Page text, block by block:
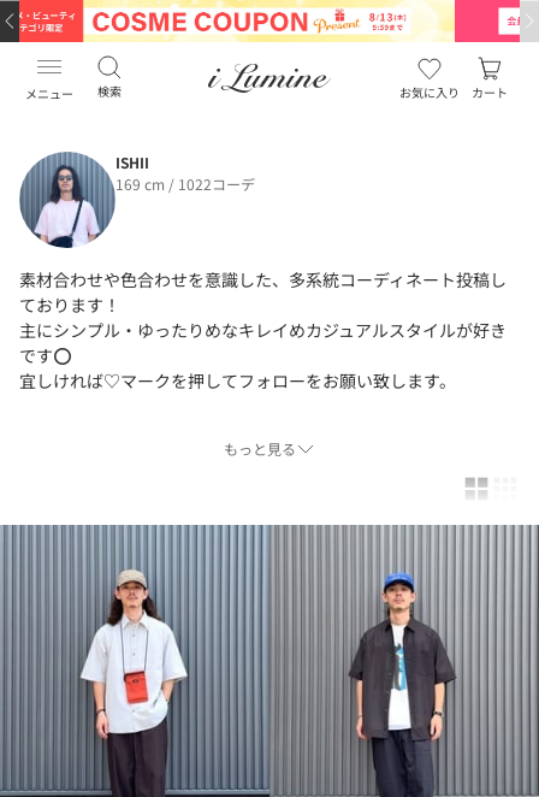
メニュー 検索 お気に入り カート
ISHII
169 cm / 1022コーデ
素材合わせや色合わせを意識した、多系統コーディネート投稿し
ております！
主にシンプル・ゆったりめなキレイめカジュアルスタイルが好き
です⭕️
宜しければ♡マークを押してフォローをお願い致します。
ひフォローお願い致します🙏もっと見る